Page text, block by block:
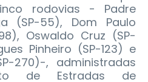
rodovias - Padre
(SP-55), Dom Paulo
Oswaldo Cruz (SP-
Pinheiro (SP-123) e
270)-, administradas
de Estradas de